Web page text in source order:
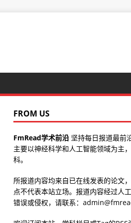
FROM US
FmRead学术前沿坚持每日报道最前
主要以神经科学和人工智能领域为主
科。
所报道内容均来自已在线发表的论文
点不代表本站立场。报道内容经过人
错误或侵权，请联系：